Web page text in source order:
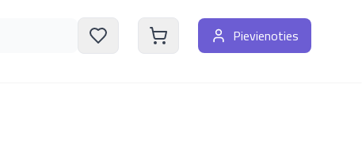
Pievienoties